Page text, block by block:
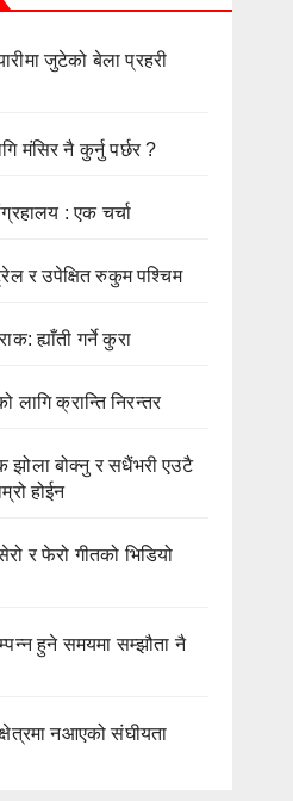
जुटेको बेला प्रहरी
मंसिर नै कुर्नु पर्छर ?
: एक चर्चा
र उपेक्षित रुकुम पश्चिम
ह्याँती गर्ने कुरा
लागि क्रान्ति निरन्तर
झोला बोक्नु र सधैंभरी एउटै
होईन
र फेरो गीतको भिडियो
हुने समयमा सम्झौता नै
नआएको संघीयता